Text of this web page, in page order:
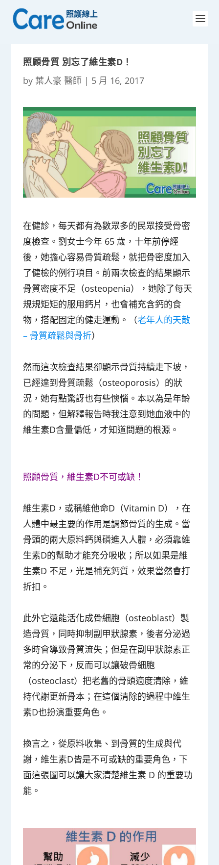
照顧骨質 別忘了維生素D！
by 葉人豪 醫師 | 5 月 16, 2017
在健診，每天都有為數眾多的民眾接受骨密
度檢查。劉女士今年 65 歲，十年前停經
後，她擔心容易骨質疏鬆，就把骨密度加入
了健檢的例行項目。前兩次檢查的結果顯示
骨質密度不足（osteopenia），她除了每天
規規矩矩的服用鈣片，也會補充含鈣的食
物，搭配固定的健走運動。
（老年人的天敵
– 骨質疏鬆與骨折）
然而這次檢查結果卻顯示骨質持續走下坡，
已經達到骨質疏鬆（osteoporosis）的狀
況，她有點驚訝也有些懊惱。本以為是年齡
的問題，但解釋報告時我注意到她血液中的
維生素D含量偏低，才知道問題的根源。
照顧骨質，維生素D不可或缺！
維生素D，或稱維他命D（Vitamin D），在
人體中最主要的作用是調節骨質的生成。當
骨頭的兩大原料鈣與磷進入人體，必須靠維
生素D的幫助才能充分吸收；所以如果是維
生素D 不足，光是補充鈣質，效果當然會打
折扣。
此外它還能活化成骨細胞（osteoblast）製
造骨質，同時抑制副甲狀腺素，後者分泌過
多時會導致骨質流失；但是在副甲狀腺素正
常的分泌下，反而可以讓破骨細胞
（osteoclast）把老舊的骨頭適度清除，維
持代謝更新骨本；在這個清除的過程中維生
素D也扮演重要角色。
換言之，從原料收集、到骨質的生成與代
謝，維生素D皆是不可或缺的重要角色，下
面這張圖可以讓大家清楚維生素 D 的重要功
能。